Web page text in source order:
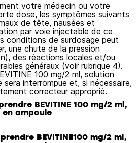
votre médecin ou votre
dose, les symptômes suivants
de tête, nausées et
par voie injectable de ce
conditions de surdosage peut
une chute de la pression
des réactions locales et/ou
généraux (voir rubrique 4).
100 mg/2 ml, solution
sera interrompue et, si nécessaire,
correcteur approprié.
BEVITINE 100 mg/2 ml,
ampoule
BEVITINE100 mg/2 ml,